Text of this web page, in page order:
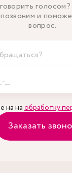
и
вопрос.
на на обработку
Заказать